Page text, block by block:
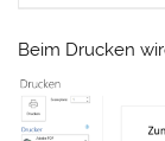
Beim Drucken